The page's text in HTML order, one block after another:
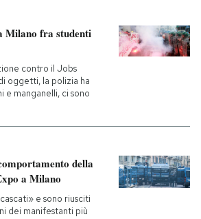
Milano fra studenti
contro il Jobs
oggetti, la polizia ha
e manganelli, ci sono
della
a Milano
e sono riusciti
dei manifestanti più